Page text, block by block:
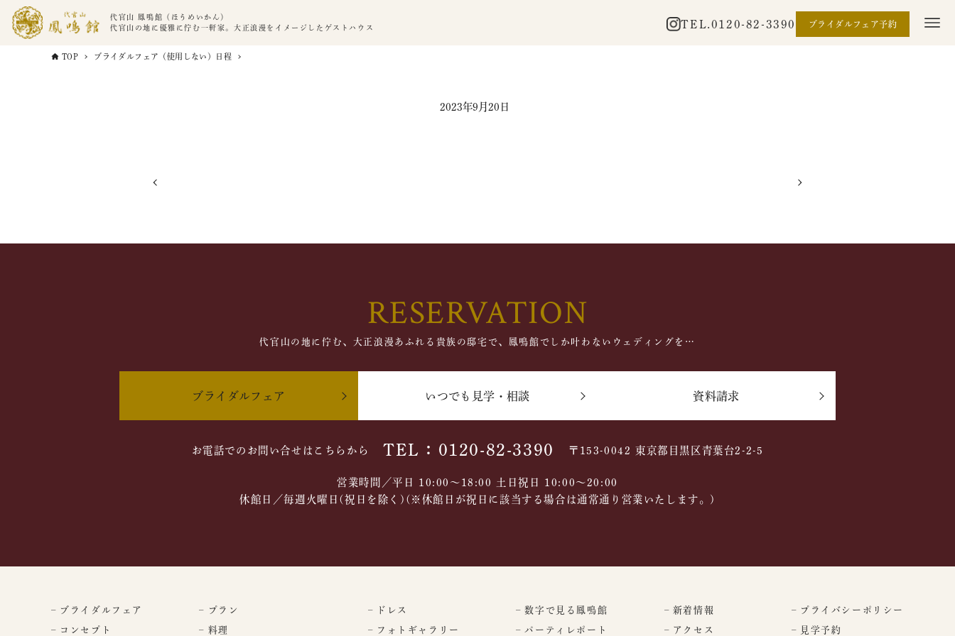
代官山 鳳鳴館（ほうめいかん）
代官山の地に優雅に佇む一軒家。大正浪漫をイメージしたゲストハウス
TEL. 0120-82-3390 ブライダルフェア予約
TOP ブライダルフェア（使用しない）日程
2023年9月20日
RESERVATION
代官山の地に佇む、大正浪漫あふれる貴族の邸宅で、鳳鳴館でしか叶わないウェディングを…
ブライダルフェア いつでも見学・相談 資料請求
お電話でのお問い合せはこちらから TEL：0120-82-3390 〒153-0042 東京都目黒区青葉台2-2-5
営業時間／平日 10:00～18:00 土日祝日 10:00〜20:00
休館日／毎週火曜日(祝日を除く)(※休館日が祝日に該当する場合は通常通り営業いたします。)
– ブライダルフェア
– コンセプト
– プラン
– 料理
– ドレス
– フォトギャラリー
– 数字で見る鳳鳴館
– パーティレポート
– 新着情報
– アクセス
– プライバシーポリシー
– 見学予約